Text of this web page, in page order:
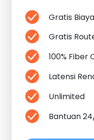
Gratis
Gratis
100% Fiber
Latensi
Unlimited
Bantuan